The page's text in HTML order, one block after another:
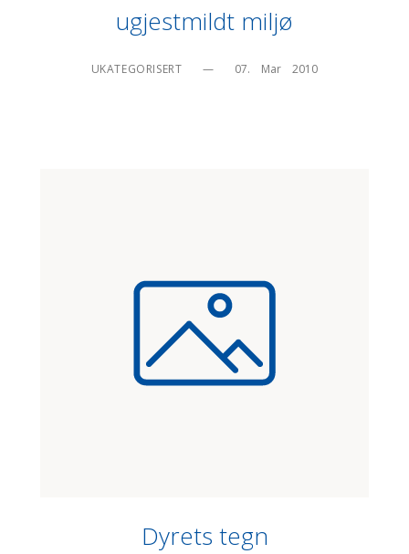
ugjestmildt miljø
UKATEGORISERT — 07.    Mar    2010
Dyrets tegn